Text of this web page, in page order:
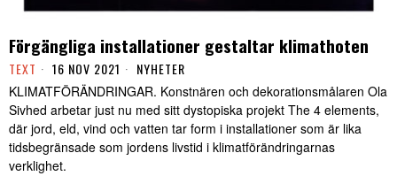
Förgängliga installationer gestaltar klimathoten
TEXT 16 NOV 2021 NYHETER
KLIMATFÖRÄNDRINGAR. Konstnären och dekorationsmålaren Ola
Sivhed arbetar just nu med sitt dystopiska projekt The 4 elements,
där jord, eld, vind och vatten tar form i installationer som är lika
tidsbegränsade som jordens livstid i klimatförändringarnas
verklighet.